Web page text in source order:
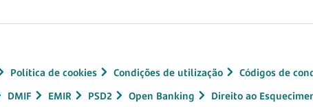
Política de cookies Condições de utilização Códigos de
DMIF EMIR PSD2 Open Banking Direito ao